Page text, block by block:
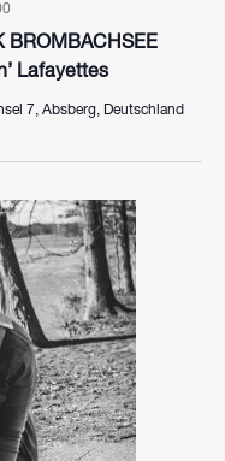
BROMBACHSEE
Lafayettes
7, Absberg, Deutschland